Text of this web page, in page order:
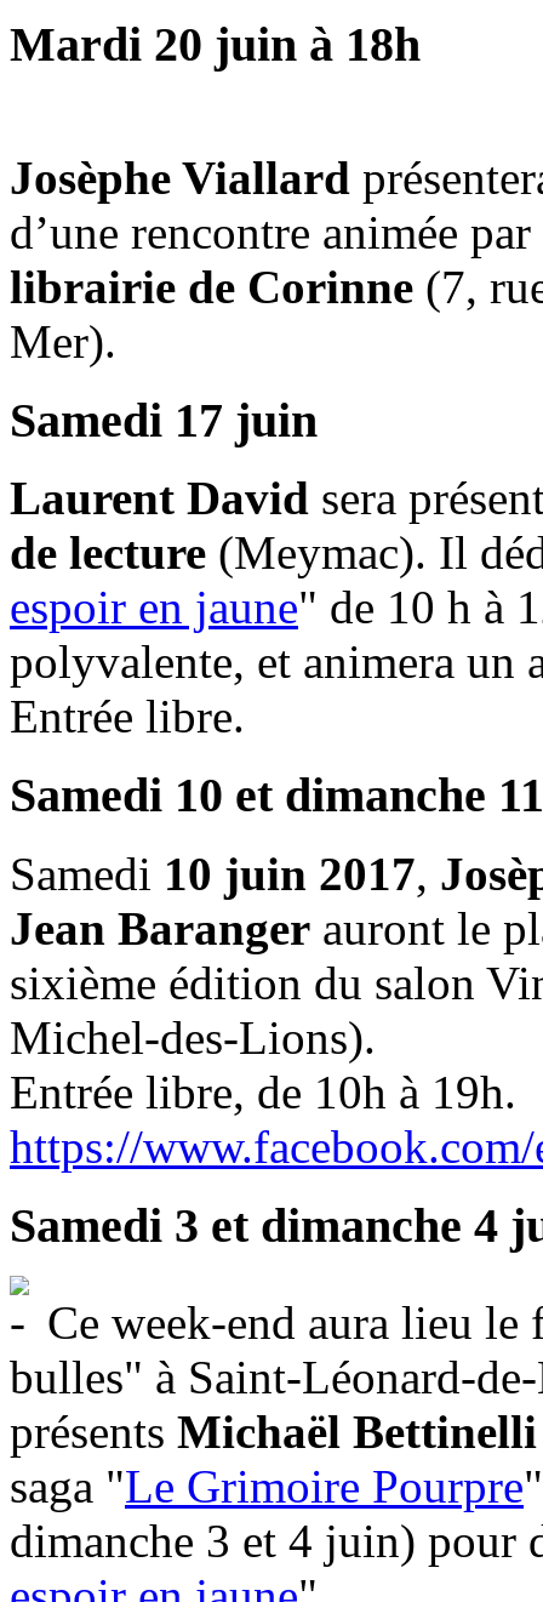
Mardi 20 juin à 18h
Josèphe Viallard
d’une rencontre animée
librairie de Corinne (7,
Mer).
Samedi 17 juin
Laurent David sera
de lecture (Meymac). Il
espoir en jaune" de 10 h à
polyvalente, et animera un
Entrée libre.
Samedi 10 et dimanche
Samedi 10 juin 2017,
Jean Baranger auront le
sixième édition du salon
Michel-des-Lions).
Entrée libre, de 10h à 19h.
https://
Samedi 3 et dimanche 4
Ce week-end aura lieu
bulles" à Saint-Léonard-
présents Michaël Bettinelli
saga "Le Grimoire Pourpre
dimanche 3 et 4 juin) pour